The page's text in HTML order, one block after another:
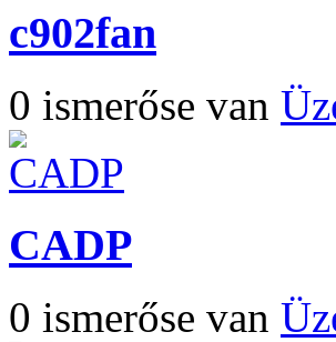
c902fan
0 ismerőse van
CADP
0 ismerőse van